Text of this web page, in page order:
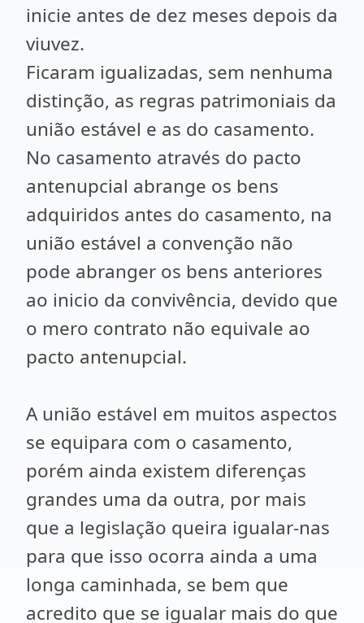
inicie antes de dez meses depois da
viuvez.
Ficaram igualizadas, sem nenhuma
distinção, as regras patrimoniais da
união estável e as do casamento.
No casamento através do pacto
antenupcial abrange os bens
adquiridos antes do casamento, na
união estável a convenção não
pode abranger os bens anteriores
ao inicio da convivência, devido que
o mero contrato não equivale ao
pacto antenupcial.
A união estável em muitos aspectos
se equipara com o casamento,
porém ainda existem diferenças
grandes uma da outra, por mais
que a legislação queira igualar-nas
para que isso ocorra ainda a uma
longa caminhada, se bem que
acredito que se igualar mais do que